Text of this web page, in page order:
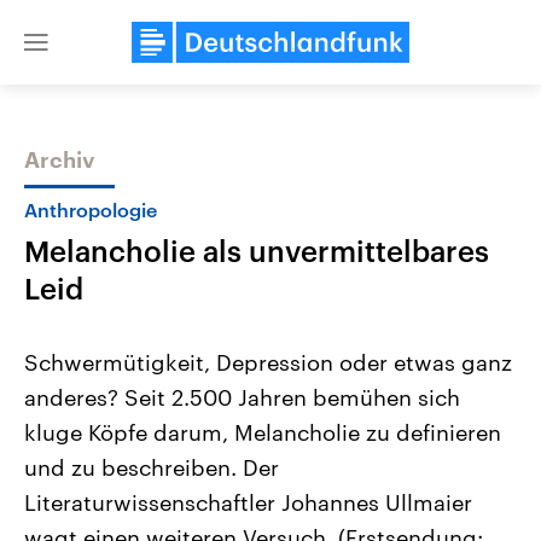
Close
Themen
Landtagswahl Sachsen-Anhalt
2026
Alle Informationen
Sachsen-Anhalt wählt am 6.
September 2026 einen neuen
Landtag. Seit 2021 wird das
Bundesland von einer Koalition aus
USA
Aktuelle Beiträge,
gehören die Vereinigten
den mächtigsten Ländern
mit großem Einfluss auf
Archiv
Anthropologie
Melancholie als unvermittelbares
Leid
Schwermütigkeit, Depression oder etwas ganz
anderes? Seit 2.500 Jahren bemühen sich
kluge Köpfe darum, Melancholie zu definieren
und zu beschreiben. Der
Literaturwissenschaftler Johannes Ullmaier